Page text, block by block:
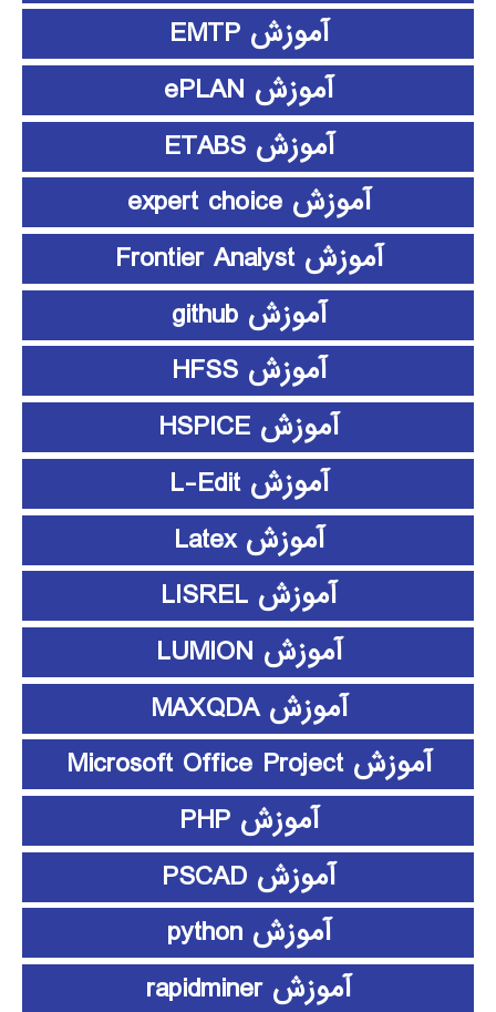
آموزش EMTP
آموزش ePLAN
آموزش ETABS
آموزش expert choice
آموزش Frontier Analyst
آموزش github
آموزش HFSS
آموزش HSPICE
آموزش L-Edit
آموزش Latex
آموزش LISREL
آموزش LUMION
آموزش MAXQDA
آموزش Microsoft Office Project
آموزش PHP
آموزش PSCAD
آموزش python
آموزش rapidminer